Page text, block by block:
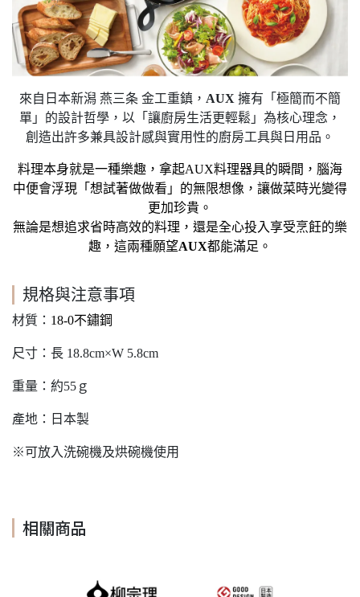
來自日本新潟 燕三条 金工重鎮， AUX 擁有「極簡而不簡
單」的設計哲學，以「讓廚房生活更輕鬆」為核心理念，
創造出許多兼具設計感與實用性的廚房工具與日用品。
料理本身就是一種樂趣，拿起AUX料理器具的瞬間，腦海
中便會浮現「想試著做做看」的無限想像，讓做菜時光變得
更加珍貴。
無論是想追求省時高效的料理，還是全心投入享受烹飪的樂
趣，這兩種願望AUX都能滿足。
規格與注意事項
材質： 18-0不鏽鋼
尺寸：長 18.8cm×W 5.8cm
重量：約55ｇ
產地：日本製
※可放入洗碗機及烘碗機使用
相關商品